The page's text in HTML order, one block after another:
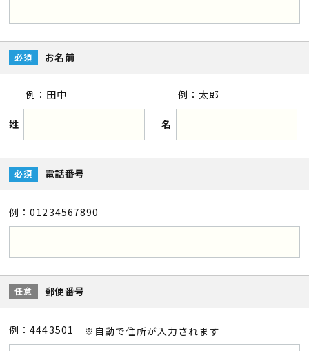
必須 お名前
例：田中
姓
例：太郎
名
必須 電話番号
例：01234567890
任意 郵便番号
例：4443501 ※自動で住所が入力されます